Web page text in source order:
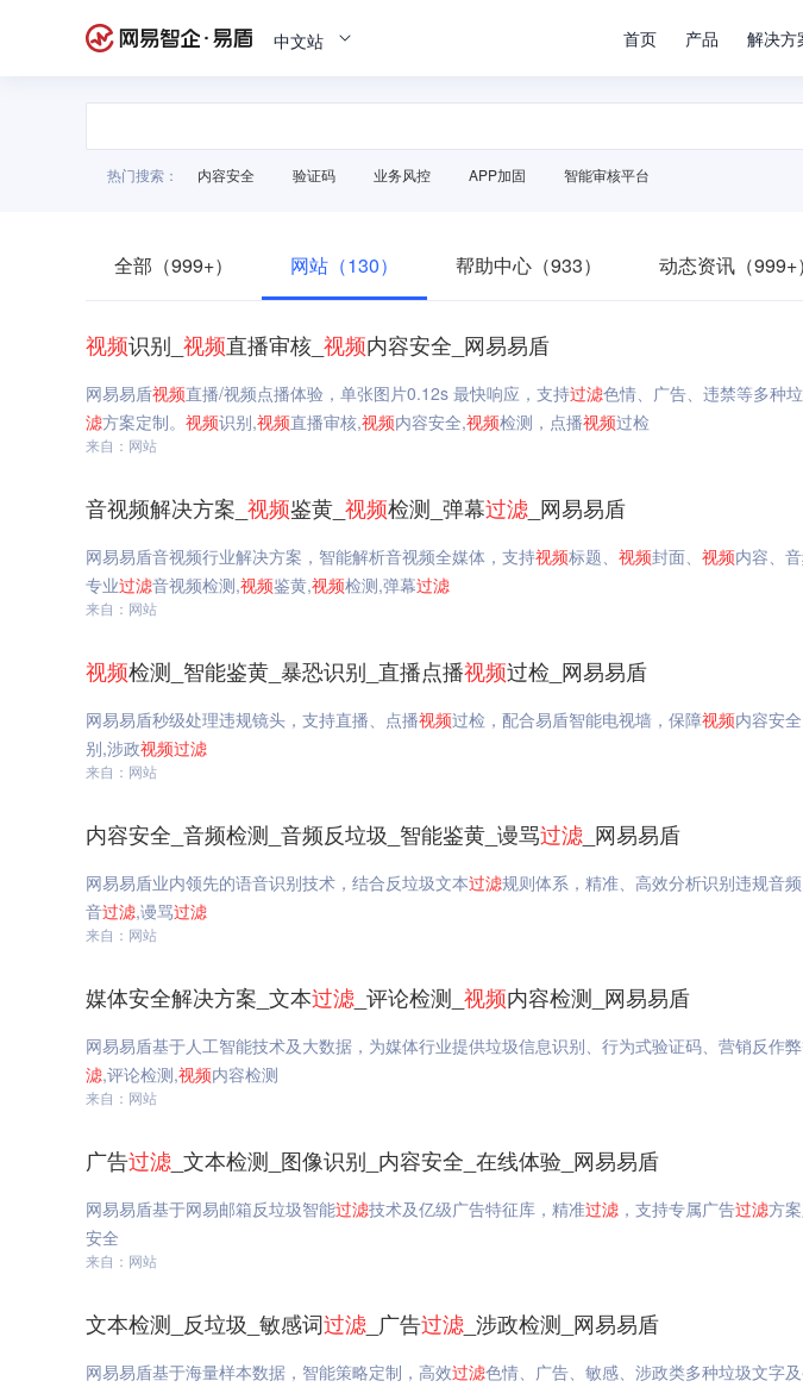
中文站 首页 产品 解决方
热门搜索： 内容安全 验证码 业务风控 APP加固 智能审核平台
全部（999+） 网站（130） 帮助中心（933） 动态资讯（999+）
视频识别_ 视频直播审核_ 视频内容安全_网易易盾
网易易盾视频直播/视频点播体验，单张图片0.12s 最快响应，支持过滤色情、广告、违禁等多种
滤方案定制。 视频识别,视频直播审核,视频内容安全,视频检测，点播视频过检
来自：网站
音视频解决方案_ 视频鉴黄_ 视频检测_弹幕过滤 _网易易盾
网易易盾音视频行业解决方案，智能解析音视频全媒体，支持视频标题、 视频封面、 视频内容、
专业过滤音视频检测,视频鉴黄,视频检测,弹幕过滤
来自：网站
视频检测_智能鉴黄_暴恐识别_直播点播视频过检_网易易盾
网易易盾秒级处理违规镜头，支持直播、点播视频过检，配合易盾智能电视墙，保障视频内容安全
别,涉政视频过滤
来自：网站
内容安全_音频检测_音频反垃圾_智能鉴黄_谩骂过滤 _网易易盾
网易易盾业内领先的语音识别技术，结合反垃圾文本过滤规则体系，精准、高效分析识别违规音
音过滤,谩骂过滤
来自：网站
媒体安全解决方案_文本过滤 _评论检测_ 视频内容检测_网易易盾
网易易盾基于人工智能技术及大数据，为媒体行业提供垃圾信息识别、行为式验证码、营销反作
滤,评论检测,视频内容检测
来自：网站
广告过滤 _文本检测_图像识别_内容安全_在线体验_网易易盾
网易易盾基于网易邮箱反垃圾智能过滤技术及亿级广告特征库，精准过滤 ，支持专属广告过滤方
安全
来自：网站
文本检测_反垃圾_敏感词过滤 _广告过滤 _涉政检测_网易易盾
网易易盾基于海量样本数据，智能策略定制，高效过滤色情、广告、敏感、涉政类多种垃圾文字